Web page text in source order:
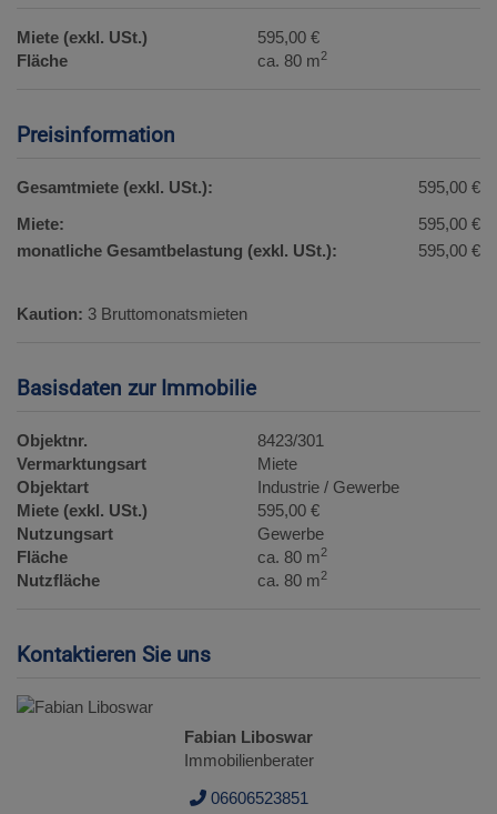
Miete (exkl. USt.)
595,00 €
Fläche
ca. 80 m2
Preisinformation
Gesamtmiete (exkl. USt.):
595,00 €
Miete:
595,00 €
monatliche Gesamtbelastung (exkl. USt.):
595,00 €
Kaution: 3 Bruttomonatsmieten
Basisdaten zur Immobilie
Objektnr.
8423/301
Vermarktungsart
Miete
Objektart
Industrie / Gewerbe
Miete (exkl. USt.)
595,00 €
Nutzungsart
Gewerbe
Fläche
ca. 80 m2
Nutzfläche ca. 80 m2
Kontaktieren Sie uns
Fabian Liboswar
Immobilienberater
06606523851